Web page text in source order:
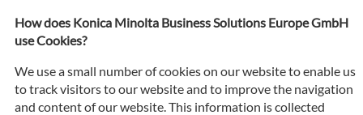
How does Konica Minolta Business Solutions Europe GmbH
use Cookies?
We use a small number of cookies on our website to enable us
to track visitors to our website and to improve the navigation
and content of our website. This information is collected